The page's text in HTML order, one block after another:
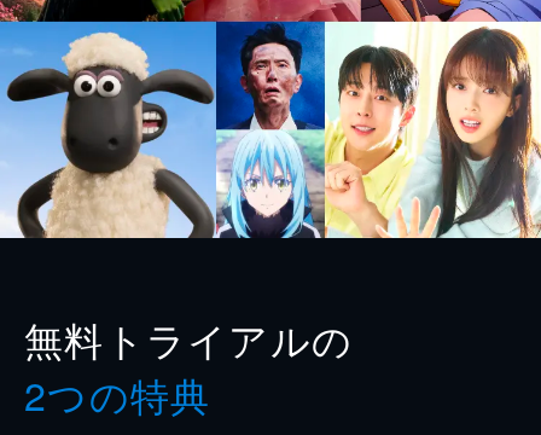
無料トライアルの
2つの特典